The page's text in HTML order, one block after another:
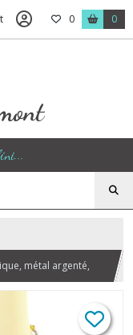
0 0
métal argenté,